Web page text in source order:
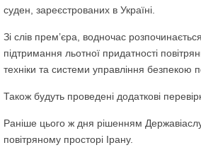
суден, зареєстрованих в Україні.
Зі слів прем’єра, водночас
підтримання льотної придатності
техніки та системи управління безпекою
Також будуть проведені додаткові
Раніше цього ж дня рішенням
повітряному просторі Ірану.